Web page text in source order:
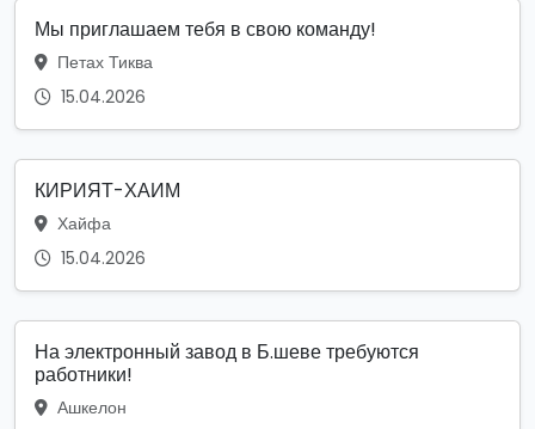
Мы приглашаем тебя в свою команду!
Петах Тиква
15.04.2026
КИРИЯТ-ХАИМ
Хайфа
15.04.2026
На электронный завод в Б.шеве требуются
работники!
Ашкелон